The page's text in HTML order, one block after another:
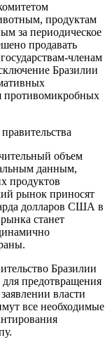
продуктам
за периодическое
продавать
членам
Бразилии
противомикробных
объем
данным,
продуктов
рынок приносят
долларов США в
станет
Бразилии
предотвращения
власти
все необходимые